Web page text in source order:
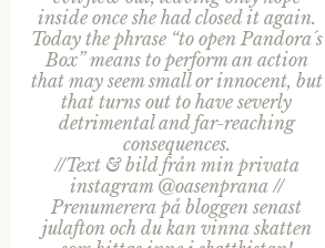
inside once she had closed it again.
Today the phrase “to open Pandora´s
Box” means to perform an action
that may seem small or innocent, but
that turns out to have severly
detrimental and far-reaching
consequences.
//Text & bild från min privata
instagram @oasenprana //
Prenumerera på bloggen senast
julafton och du kan vinna skatten